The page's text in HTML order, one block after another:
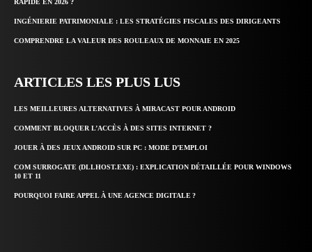
RAPIDE EN 2026 ?
INGÉNIERIE PATRIMONIALE : LES STRATÉGIES FISCALES DES DIRIGEANTS
COMPRENDRE LA VALEUR DES ROULEAUX DE MONNAIE EN 2025
ARTICLES LES PLUS LUS
LES MEILLEURES ALTERNATIVES À MIRACAST POUR ANDROID
COMMENT BLOQUER L’ACCÈS À DES SITES INTERNET ?
JOUER À DES JEUX ANDROID SUR PC : MODE D’EMPLOI
COM SURROGATE (DLLHOST.EXE) : EXPLICATION DÉTAILLÉE POUR WINDOWS
10 ET 11
POURQUOI FAIRE APPEL À UNE AGENCE DIGITALE ?